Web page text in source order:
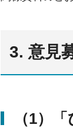
3. 意見
（1）